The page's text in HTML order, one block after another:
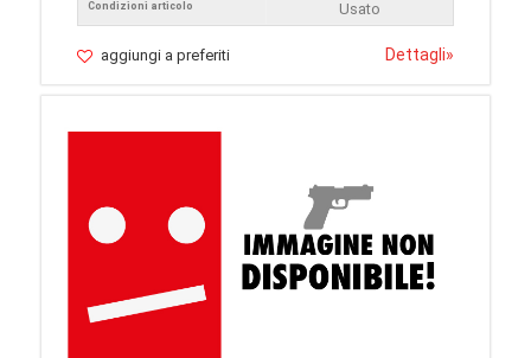
Condizioni articolo
Usato
aggiungi a preferiti Dettagli»